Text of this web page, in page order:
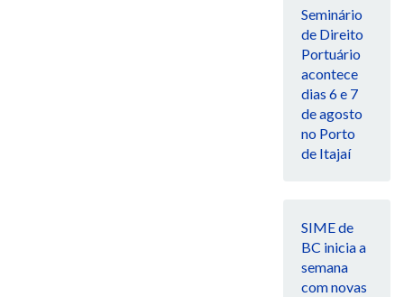
Seminário
de Direito
Portuário
acontece
dias 6 e 7
de agosto
no Porto
de Itajaí
SIME de
BC inicia a
semana
com novas